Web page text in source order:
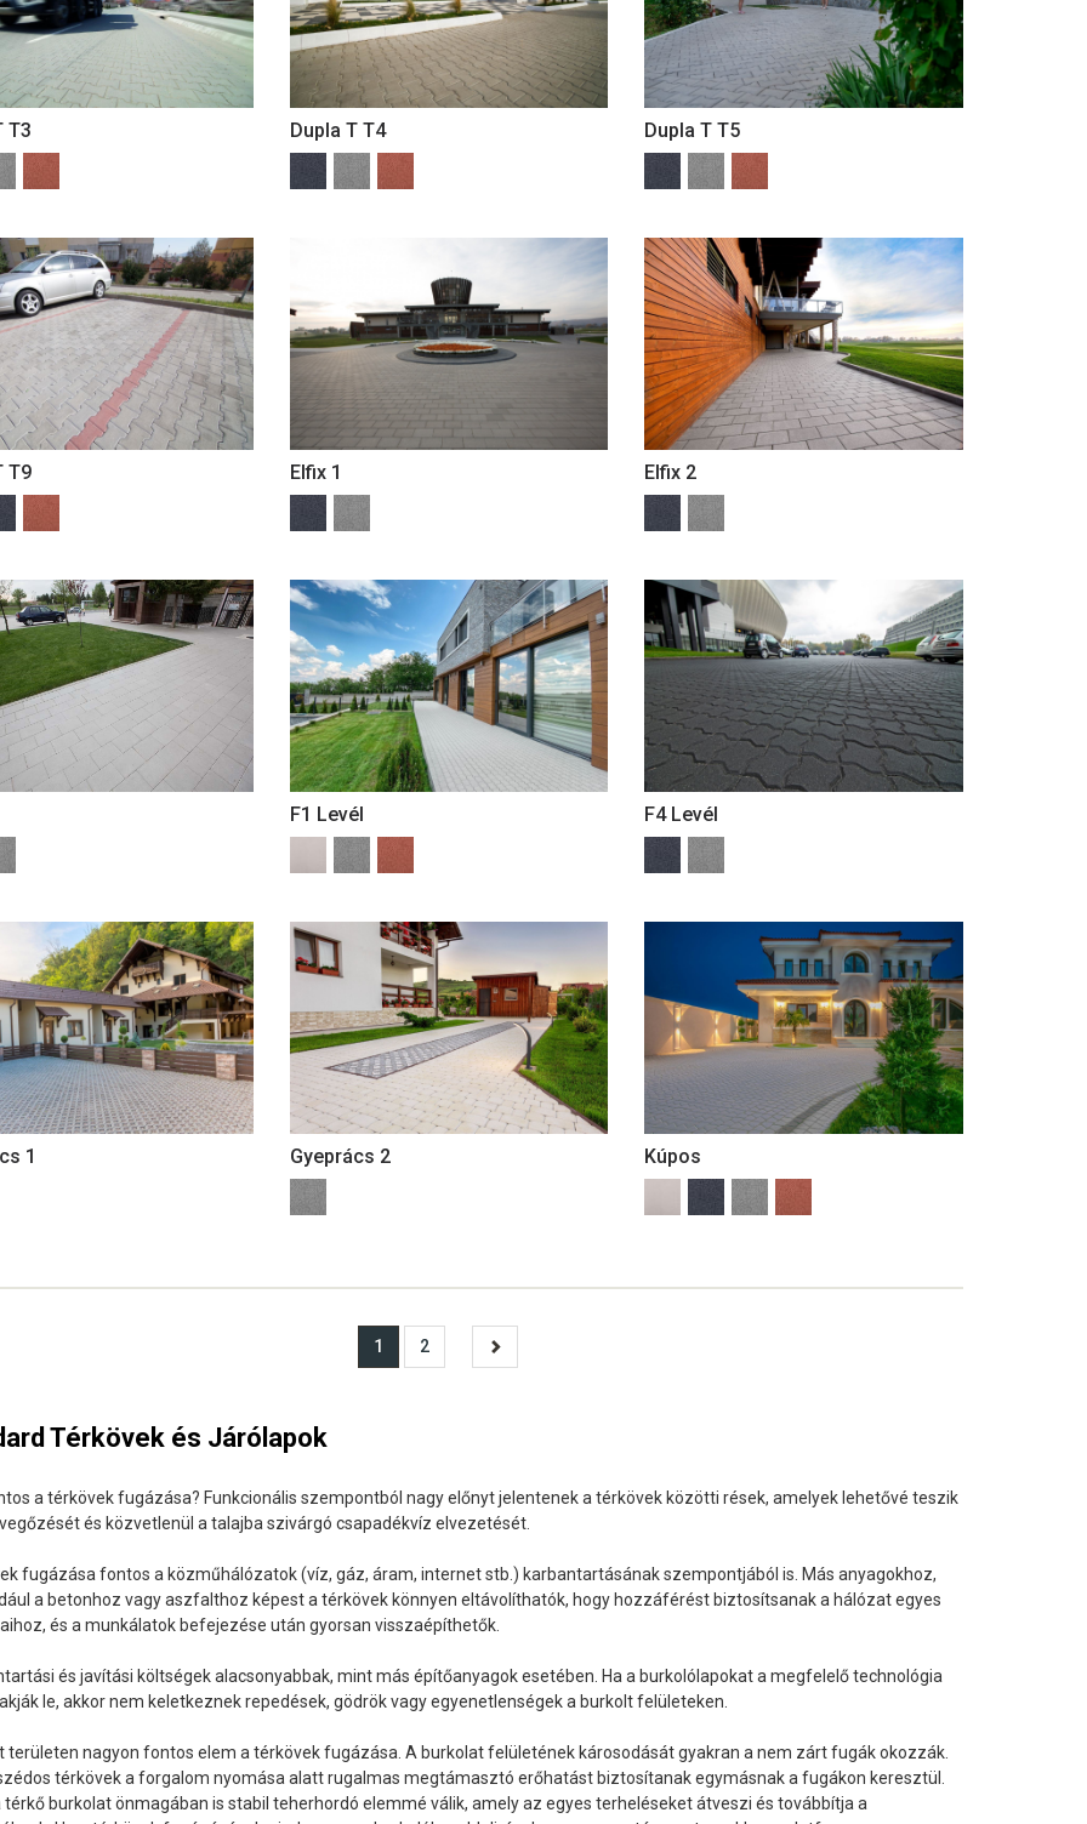
T3 Dupla T T4 Dupla T T5
T9 Elfix 1 Elfix 2
F1 Levél F4 Levél
1 Gyeprács 2 Kúpos
1 2
Térkövek és Járólapok
a térkövek fugázása? Funkcionális szempontból nagy előnyt jelentenek a térkövek közötti rések, amelyek lehetővé teszik
és közvetlenül a talajba szivárgó csapadékvíz elvezetését.
fugázása fontos a közműhálózatok (víz, gáz, áram, internet stb.) karbantartásának szempontjából is. Más anyagokhoz,
a betonhoz vagy aszfalthoz képest a térkövek könnyen eltávolíthatók, hogy hozzáférést biztosítsanak a hálózat egyes
és a munkálatok befejezése után gyorsan visszaépíthetők.
és javítási költségek alacsonyabbak, mint más építőanyagok esetében. Ha a burkolólapokat a megfelelő technológia
le, akkor nem keletkeznek repedések, gödrök vagy egyenetlenségek a burkolt felületeken.
területen nagyon fontos elem a térkövek fugázása. A burkolat felületének károsodását gyakran a nem zárt fugák okozzák.
térkövek a forgalom nyomása alatt rugalmas megtámasztó erőhatást biztosítanak egymásnak a fugákon keresztül.
térkő burkolat önmagában is stabil teherhordó elemmé válik, amely az egyes terheléseket átveszi és továbbítja a